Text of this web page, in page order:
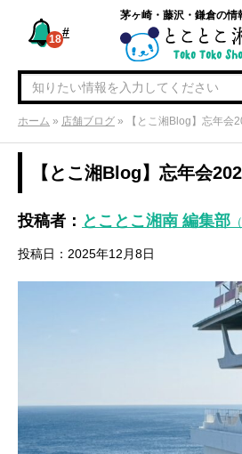
#
18
茅ヶ崎・藤沢・鎌倉の情
ホーム » 店舗ブログ » 【とこ湘Blog】忘年会
【とこ湘Blog】忘年会
投稿者： とことこ湘南 編集部
投稿日：2025年12月8日